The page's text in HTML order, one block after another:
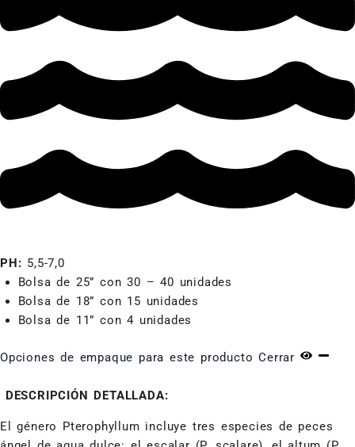
PH: 5,5-7,0
Bolsa de 25” con 30 – 40 unidades
Bolsa de 18” con 15 unidades
Bolsa de 11” con 4 unidades
Opciones de empaque para este productoCerrar
DESCRIPCIÓN DETALLADA:
El género Pterophyllum incluye tres especies de peces